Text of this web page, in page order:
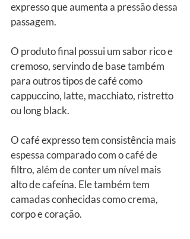
expresso que aumenta a pressão dessa
passagem.
O produto final possui um sabor rico e
cremoso, servindo de base também
para outros tipos de café como
cappuccino, latte, macchiato, ristretto
ou long black.
O café expresso tem consistência mais
espessa comparado com o café de
filtro, além de conter um nível mais
alto de cafeína. Ele também tem
camadas conhecidas como crema,
corpo e coração.